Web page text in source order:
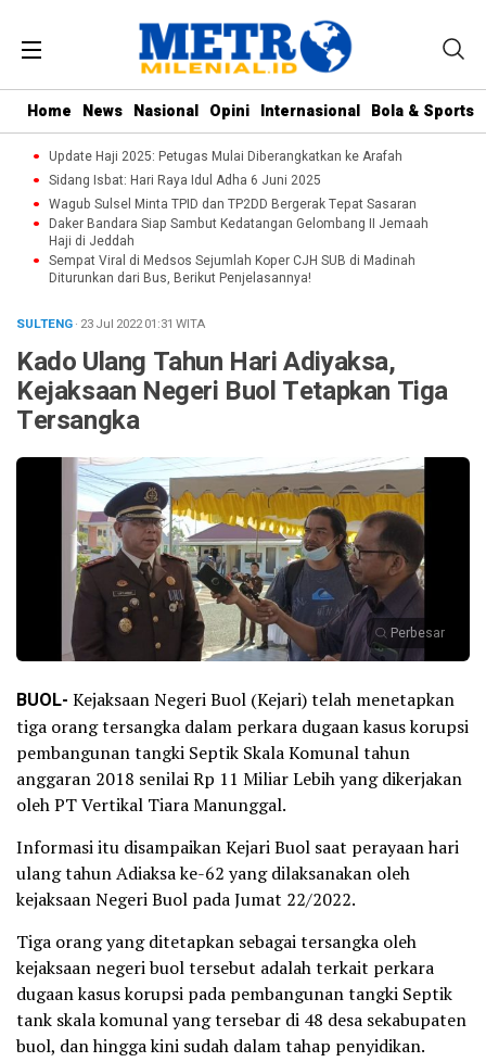
Home News Nasional Opini Internasional Bola & Sports
Update Haji 2025: Petugas Mulai Diberangkatkan ke Arafah
Sidang Isbat: Hari Raya Idul Adha 6 Juni 2025
Wagub Sulsel Minta TPID dan TP2DD Bergerak Tepat Sasaran
Daker Bandara Siap Sambut Kedatangan Gelombang II Jemaah
Haji di Jeddah
Sempat Viral di Medsos Sejumlah Koper CJH SUB di Madinah
Diturunkan dari Bus, Berikut Penjelasannya!
SULTENG· 23 Jul 202201:31 WITA
Kado Ulang Tahun Hari Adiyaksa,
Kejaksaan Negeri Buol Tetapkan Tiga
Tersangka
Perbesar
BUOL- Kejaksaan Negeri Buol (Kejari) telah menetapkan
tiga orang tersangka dalam perkara dugaan kasus korupsi
pembangunan tangki Septik Skala Komunal tahun
anggaran 2018 senilai Rp 11 Miliar Lebih yang dikerjakan
oleh PT Vertikal Tiara Manunggal.
Informasi itu disampaikan Kejari Buol saat perayaan hari
ulang tahun Adiaksa ke-62 yang dilaksanakan oleh
kejaksaan Negeri Buol pada Jumat 22/2022.
Tiga orang yang ditetapkan sebagai tersangka oleh
kejaksaan negeri buol tersebut adalah terkait perkara
dugaan kasus korupsi pada pembangunan tangki Septik
tank skala komunal yang tersebar di 48 desa sekabupaten
buol, dan hingga kini sudah dalam tahap penyidikan.